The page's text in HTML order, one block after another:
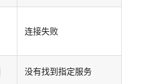
连接失败
没有找到指定服务